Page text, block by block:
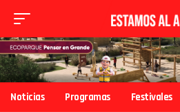
Noticias Programas Festivales